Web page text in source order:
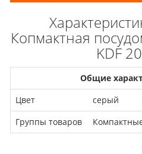
Копмактная
KDF
Общие
Цвет
серый
Группы товаров